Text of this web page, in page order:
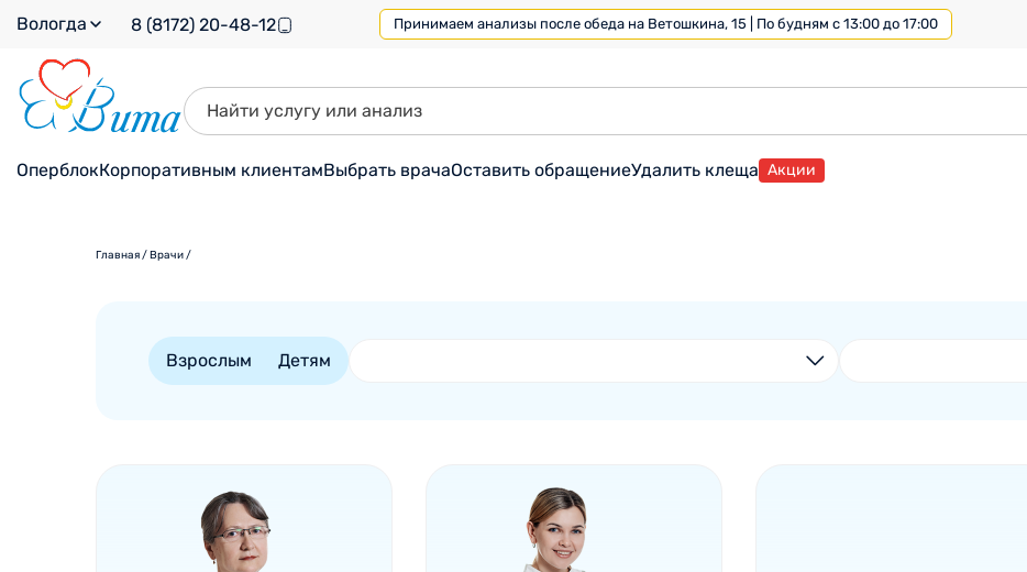
Вологда 8 (8172) 20-48-12 Принимаем анализы после обеда на Ветошкина, 15 | По будням с 13:00 до 17:00
ОперблокКорпоративным клиентамВыбрать врачаОставить обращениеУдалить клеща Акции
Главная/Врачи/
Взрослым Детям